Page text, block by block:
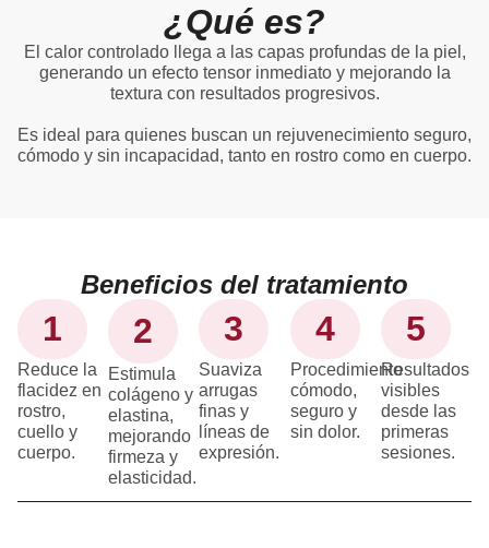
¿Qué es?
El calor controlado llega a las capas profundas de la piel,
generando un efecto tensor inmediato y mejorando la
textura con resultados progresivos.
Es ideal para quienes buscan un rejuvenecimiento seguro,
cómodo y sin incapacidad, tanto en rostro como en cuerpo.
Beneficios del tratamiento
1
Reduce la
flacidez en
rostro,
cuello y
cuerpo.
2
Estimula
colágeno y
elastina,
mejorando
firmeza y
elasticidad.
3
Suaviza
arrugas
finas y
líneas de
expresión.
4
Procedimiento
cómodo,
seguro y
sin dolor.
5
Resultados
visibles
desde las
primeras
sesiones.